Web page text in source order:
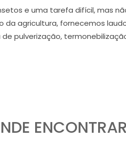
e uma tarefa difícil, mas
da agricultura, fornecemos
pulverização,